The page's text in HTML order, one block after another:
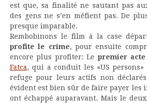
est que, sa finalité ne sautant pas
des gens ne s’en méfient pas. De
presque imparable.
Rembobinons le film à la case
profite le crime, pour ensuite
encore plus profiter: Le premier acte
Fatca, qui a conduit les «US
refuge pour leurs actifs non
évident est bien sûr de faire payer les
ont échappé auparavant. Mais le